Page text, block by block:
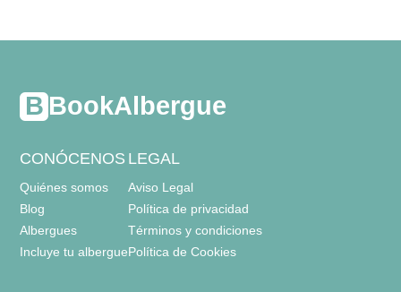
BookAlbergue
CONÓCENOS
Quiénes somos
Blog
Albergues
Incluye tu albergue
LEGAL
Aviso Legal
Política de privacidad
Términos y condiciones
Política de Cookies